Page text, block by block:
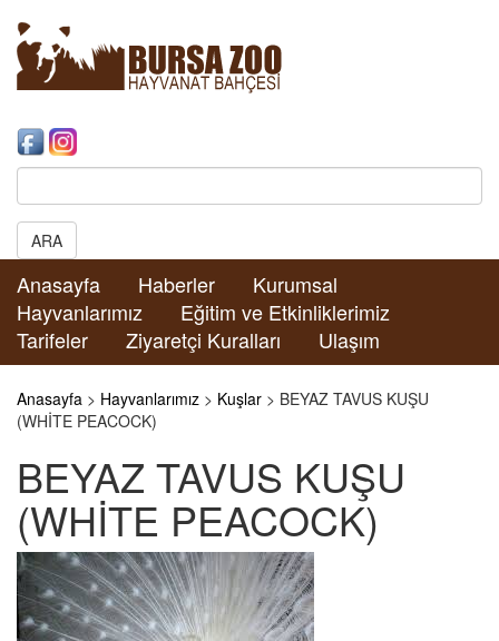
Search:
ARA
Anasayfa Haberler
Kurumsal
Hayvanlarımız
Eğitim ve Etkinliklerimiz
Tarifeler
Ziyaretçi Kuralları Ulaşım
Anasayfa > Hayvanlarımız > Kuşlar > BEYAZ TAVUS KUŞU
(WHİTE PEACOCK)
BEYAZ TAVUS KUŞU
(WHİTE PEACOCK)